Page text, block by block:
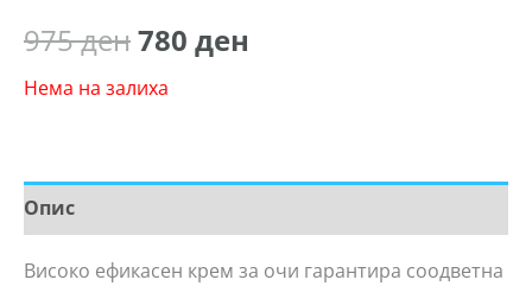
975ден780 ден
Нема на залиха
Опис
Високо ефикасен крем за очи гарантира соодветна